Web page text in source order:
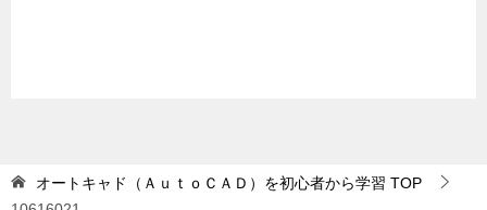
オートキャド（ＡｕｔｏＣＡＤ）を初心者から学習 TOP